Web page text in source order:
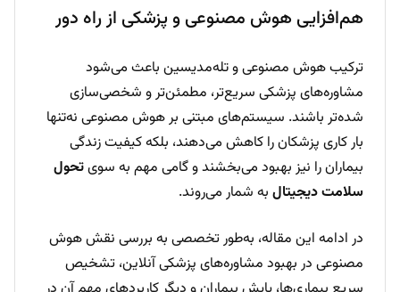
هم‌افزایی هوش مصنوعی و پزشکی از راه دور
ترکیب هوش مصنوعی و تله‌مدیسین باعث می‌شود
مشاوره‌های پزشکی سریع‌تر، مطمئن‌تر و شخصی‌سازی
شده‌تر باشند. سیستم‌های مبتنی بر هوش مصنوعی نه‌تنها
بار کاری پزشکان را کاهش می‌دهند، بلکه کیفیت زندگی
بیماران را نیز بهبود می‌بخشند و گامی مهم به سویتحول
سلامت دیجیتال به شمار می‌روند.
در ادامه این مقاله، به‌طور تخصصی به بررسی نقش هوش
مصنوعی در بهبود مشاوره‌های پزشکی آنلاین، تشخیص